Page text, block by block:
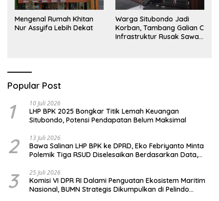
Mengenal Rumah Khitan
Nur Assyifa Lebih Dekat
Warga Situbondo Jadi
Korban, Tambang Galian C
Infrastruktur Rusak Sawah
Popular Post
1 10 Juli 2026
LHP BPK 2025 Bongkar Titik Lemah Keuangan
Situbondo, Potensi Pendapatan Belum Maksimal
2 13 Juli 2026
Bawa Salinan LHP BPK ke DPRD, Eko Febriyanto Minta
Polemik Tiga RSUD Diselesaikan Berdasarkan Data,
3 25 Juli 2026
Komisi VI DPR RI Dalami Penguatan Ekosistem Maritim
Nasional, BUMN Strategis Dikumpulkan di Pelindo